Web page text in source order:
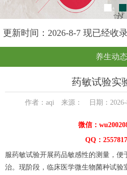
更新时间：2026-8-7 现已经收
海素手养生
养生动态
药敏试验实
作者：aqi 来源： 日期：
微信：
QQ：
服药敏试验开展药品敏感性的测量，便
治。现阶段，临床医学微生物菌种试验